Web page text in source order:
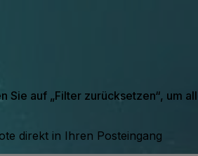
Sie auf „Filter zurücksetzen“, um
direkt in Ihren Posteingang